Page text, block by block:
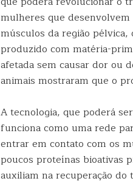
mulheres que desenvolvem
músculos da região
produzido com matéria-
afetada sem causar dor ou
animais mostraram que o
A tecnologia, que poderá
funciona como uma rede
entrar em contato com os
poucos proteínas bioativas
auxiliam na recuperação do